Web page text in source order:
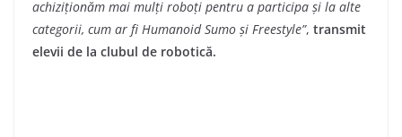
achiziționăm mai mulți roboți pentru a participa și la alte
categorii, cum ar fi Humanoid Sumo și Freestyle”, transmit
elevii de la clubul de robotică.